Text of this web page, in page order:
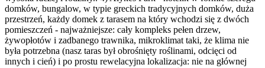
domków, bungalow, w typie greckich tradycyjnych domków, duża
przestrzeń, każdy domek z tarasem na który wchodzi się z dwóch
pomieszczeń - najważniejsze: cały kompleks pełen drzew,
żywopłotów i zadbanego trawnika, mikroklimat taki, że klima nie
była potrzebna (nasz taras był obrośnięty roślinami, odcięci od
innych i cień) i po prostu rewelacyjna lokalizacja: nie na głównej